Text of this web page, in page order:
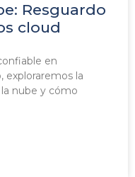
Resguardo
cloud
en
exploraremos la
nube y cómo